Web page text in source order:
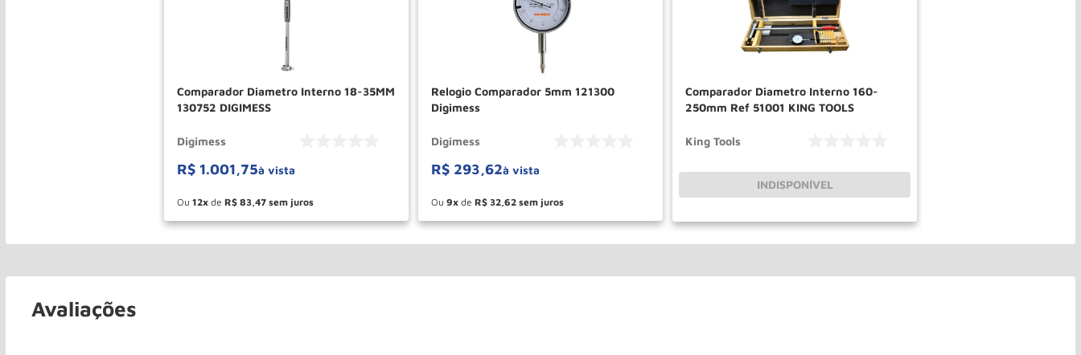
Comparador Diametro Interno 18-35MM
130752 DIGIMESS
Digimess
R$ 1.001,75à vista
Ou 12 de R$ 83 47
＋
－ COMPRAR
Relogio Comparador 5mm 121300
Digimess
Digimess
R$ 293,62à vista
Ou 9 de R$ 32 62
＋
－ COMPRAR
Comparador Diametro Interno 160-
250mm Ref 51001 KING TOOLS
King Tools
INDISPONÍVEL
Avaliações